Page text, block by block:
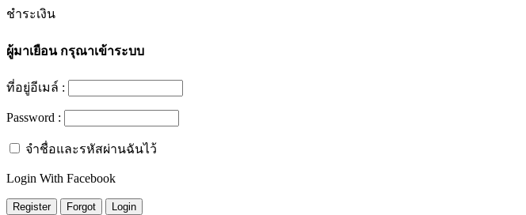
ชำระเงิน
ผู้มาเยือนกรุณาเข้าระบบ
ที่อยู่อีเมล์ :
Password :
จำชื่อและรหัสผ่านฉันไว้
Login With Facebook